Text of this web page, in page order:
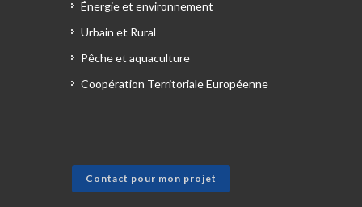
Énergie et environnement
Urbain et Rural
Pêche et aquaculture
Coopération Territoriale Européenne
Contact pour mon projet